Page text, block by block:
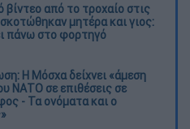
βίντεο από το τροχαίο στις
μητέρα και γιος:
πάνω στο φορτηγό
Η Μόσχα δείχνει «άμεση
ΝΑΤΟ σε επιθέσεις σε
- Τα ονόματα και ο